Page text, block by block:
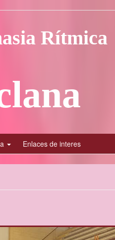
Enlaces de interes